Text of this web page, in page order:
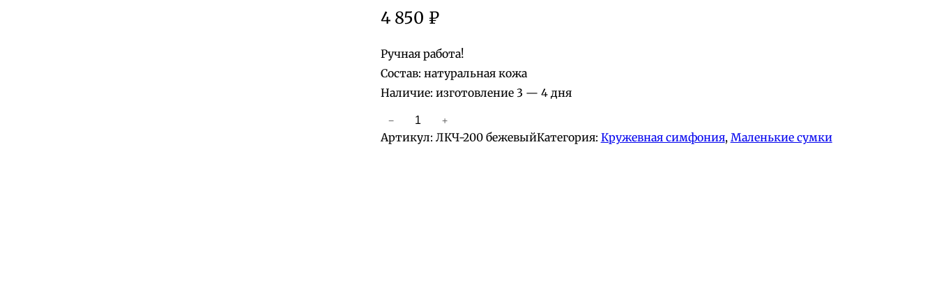
4 850 ₽
Ручная работа!
Состав: натуральная кожа
Наличие: изготовление 3 — 4 дня
о
− +
Артикул: ЛКЧ-200 бежевыйКатегория: Кружевная симфония, Маленькие сумки